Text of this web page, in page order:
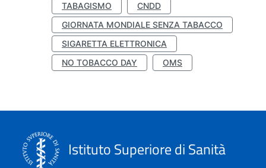
TABAGISMO
CNDD
GIORNATA MONDIALE SENZA TABACCO
SIGARETTA ELETTRONICA
NO TOBACCO DAY
OMS
Istituto Superiore di Sanità